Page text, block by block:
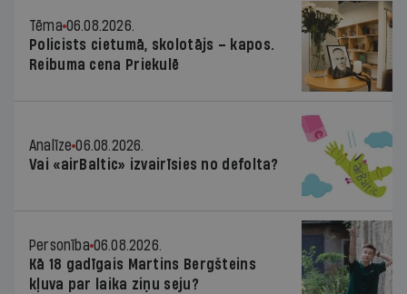
Tēma 06.08.2026.
Policists cietumā, skolotājs – kapos.
Reibuma cena Priekulē
Analīze 06.08.2026.
Vai «airBaltic» izvairīsies no defolta?
Personība 06.08.2026.
Kā 18 gadīgais Martins Bergšteins
kļuva par laika ziņu seju?